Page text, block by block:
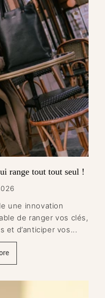
range tout tout seul !
une innovation
de ranger vos clés,
et d’anticiper vos...